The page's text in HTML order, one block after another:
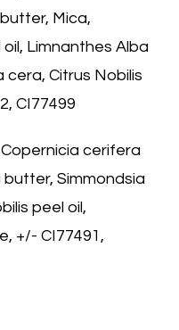
Mica,
Limnanthes Alba
cera, Citrus Nobilis
CI77499
Copernicia cerifera
Simmondsia
peel oil,
+/- CI77491,